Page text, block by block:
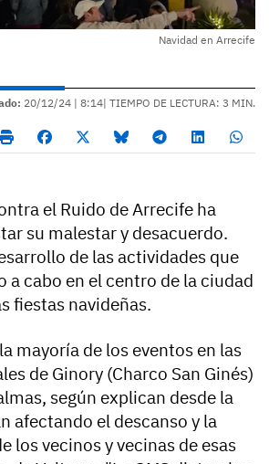
Navidad en Arrecife
20/12/24 | 8:14| TIEMPO DE LECTURA: 3 MIN.
el Ruido de Arrecife ha
su malestar y desacuerdo.
de las actividades que
a cabo en el centro de la ciudad
fiestas navideñas.
mayoría de los eventos en las
de Ginory (Charco San Ginés)
según explican desde la
afectando el descanso y la
los vecinos y vecinas de esas